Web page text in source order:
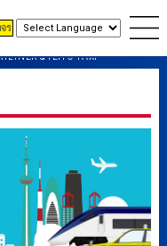
ร
& TEITO TAXI